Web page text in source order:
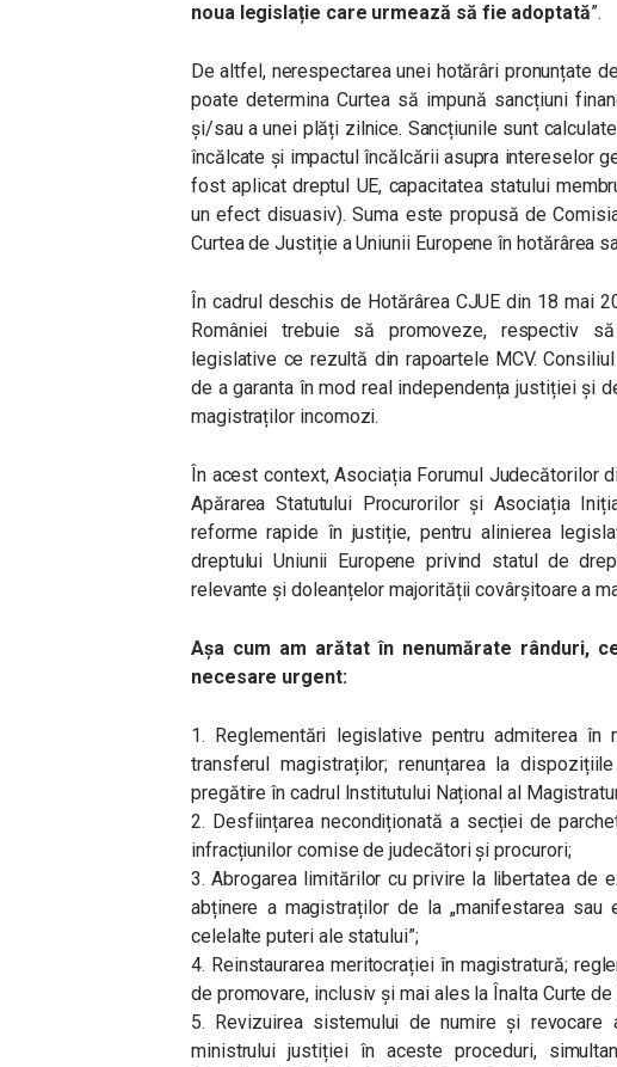
noua legislație care urmează să fie adoptată”.
De altfel, nerespectarea unei hotărâri pronunțate
poate determina Curtea să impună sancțiuni
și/sau a unei plăți zilnice. Sancțiunile sunt
încălcate și impactul încălcării asupra intereselor
fost aplicat dreptul UE, capacitatea statului
un efect disuasiv). Suma este propusă de
Curtea de Justiție a Uniunii Europene în hotărârea
În cadrul deschis de Hotărârea CJUE din 18 mai
României trebuie să promoveze, respectiv
legislative ce rezultă din rapoartele MCV.
de a garanta în mod real independența justiției și
magistraților incomozi.
În acest context, Asociația Forumul Judecătorilor
Apărarea Statutului Procurorilor și Asociația
reforme rapide în justiție, pentru alinierea
dreptului Uniunii Europene privind statul de
relevante și doleanțelor majorității covârșitoare a
Așa cum am arătat în nenumărate rânduri,
necesare urgent:
1. Reglementări legislative pentru admiterea în
transferul magistraților; renunțarea la
pregătire în cadrul Institutului Național al
2. Desființarea necondiționată a secției de
infracțiunilor comise de judecători și procurori;
3. Abrogarea limitărilor cu privire la libertatea de
abținere a magistraților de la „manifestarea sau
celelalte puteri ale statului”;
4. Reinstaurarea meritocrației în magistratură;
de promovare, inclusiv și mai ales la Înalta Curte
5. Revizuirea sistemului de numire și
ministrului justiției în aceste proceduri,